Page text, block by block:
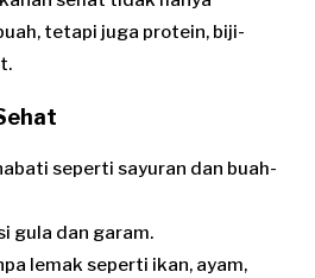
tetapi juga protein, biji-
seperti sayuran dan buah-
gula dan garam.
lemak seperti ikan, ayam,